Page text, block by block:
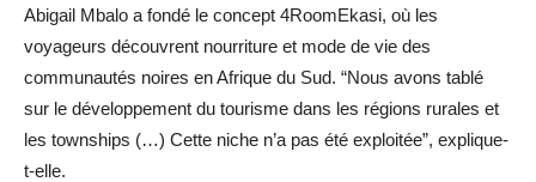
Abigail Mbalo a fondé le concept 4RoomEkasi, où les
voyageurs découvrent nourriture et mode de vie des
communautés noires en Afrique du Sud. “Nous avons tablé
sur le développement du tourisme dans les régions rurales et
les townships (…) Cette niche n’a pas été exploitée”, explique-
t-elle.